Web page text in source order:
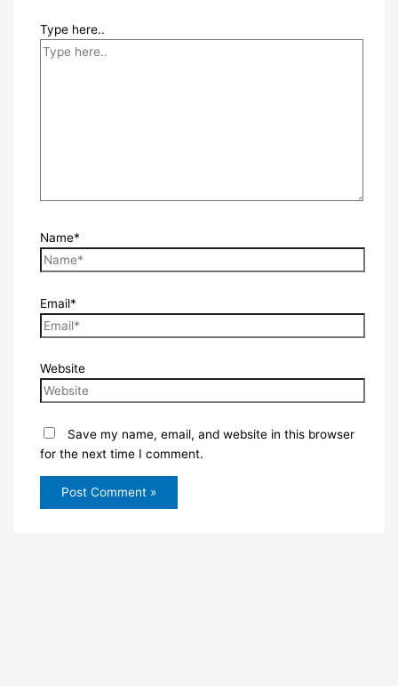
Type here..
Name*
Email*
Website
Save my name, email, and website in this browser
for the next time I comment.